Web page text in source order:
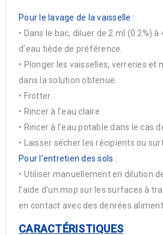
Pour le lavage de la vaisselle :
• Dans le bac, diluer de 2 ml (0.2%)
d’eau tiède de préférence.
• Plonger les vaisselles, verreries et
dans la solution obtenue.
• Frotter.
• Rincer à l’eau claire.
• Rincer à l’eau potable dans le cas
• Laisser sécher les récipients ou
Pour l’entretien des sols :
• Utiliser manuellement en dilution
l’aide d’un mop sur les surfaces à
en contact avec des denrées
CARACTÉRISTIQUES